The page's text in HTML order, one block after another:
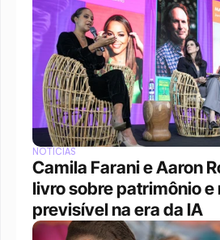
NOTÍCIAS
Camila Farani e Aaron
livro sobre patrimônio e
previsível na era da IA